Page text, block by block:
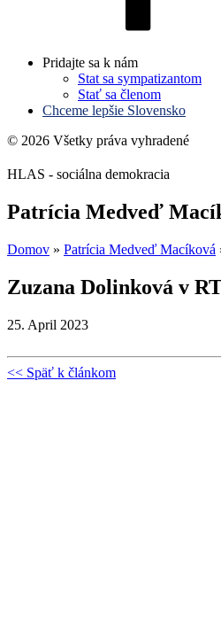
Pridajte sa k nám
Stat sa sympatizantom
Stať sa členom
Chceme lepšie Slovensko
© 2026 Všetky práva vyhradené
HLAS - sociálna demokracia
Patrícia Medveď
Domov » Patrícia Medveď Macíková
Zuzana Dolinková v
25. April 2023
<< Späť k článkom